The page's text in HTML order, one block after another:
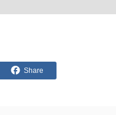
Share